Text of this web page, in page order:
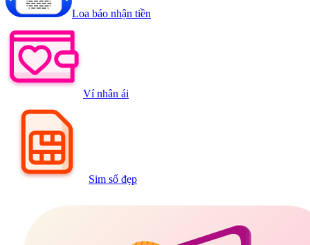
Loa báo nhận tiền
Ví nhân ái
Sim số đẹp